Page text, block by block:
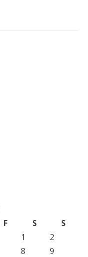
F S
S
1
2
8
9